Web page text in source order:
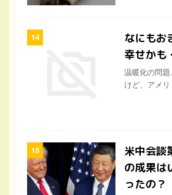
なにもお
幸せかも
温暖化の問
けど、アメ
米中会談
の成果は
ったの？